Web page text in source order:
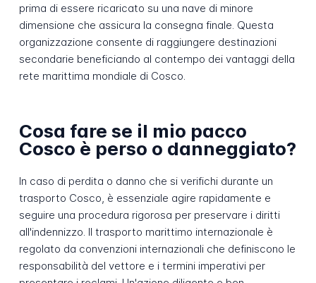
prima di essere ricaricato su una nave di minore
dimensione che assicura la consegna finale. Questa
organizzazione consente di raggiungere destinazioni
secondarie beneficiando al contempo dei vantaggi della
rete marittima mondiale di Cosco.
Cosa fare se il mio pacco
Cosco è perso o danneggiato?
In caso di perdita o danno che si verifichi durante un
trasporto Cosco, è essenziale agire rapidamente e
seguire una procedura rigorosa per preservare i diritti
all'indennizzo. Il trasporto marittimo internazionale è
regolato da convenzioni internazionali che definiscono le
responsabilità del vettore e i termini imperativi per